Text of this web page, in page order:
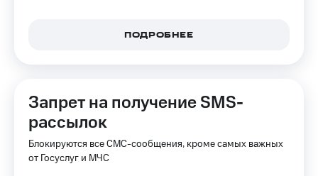
ПОДРОБНЕЕ
Запрет на получение SMS-
рассылок
Блокируются все СМС-сообщения, кроме самых важных
от Госуслуг и МЧС